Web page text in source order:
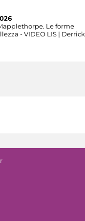
Le forme
- VIDEO LIS | Derrick